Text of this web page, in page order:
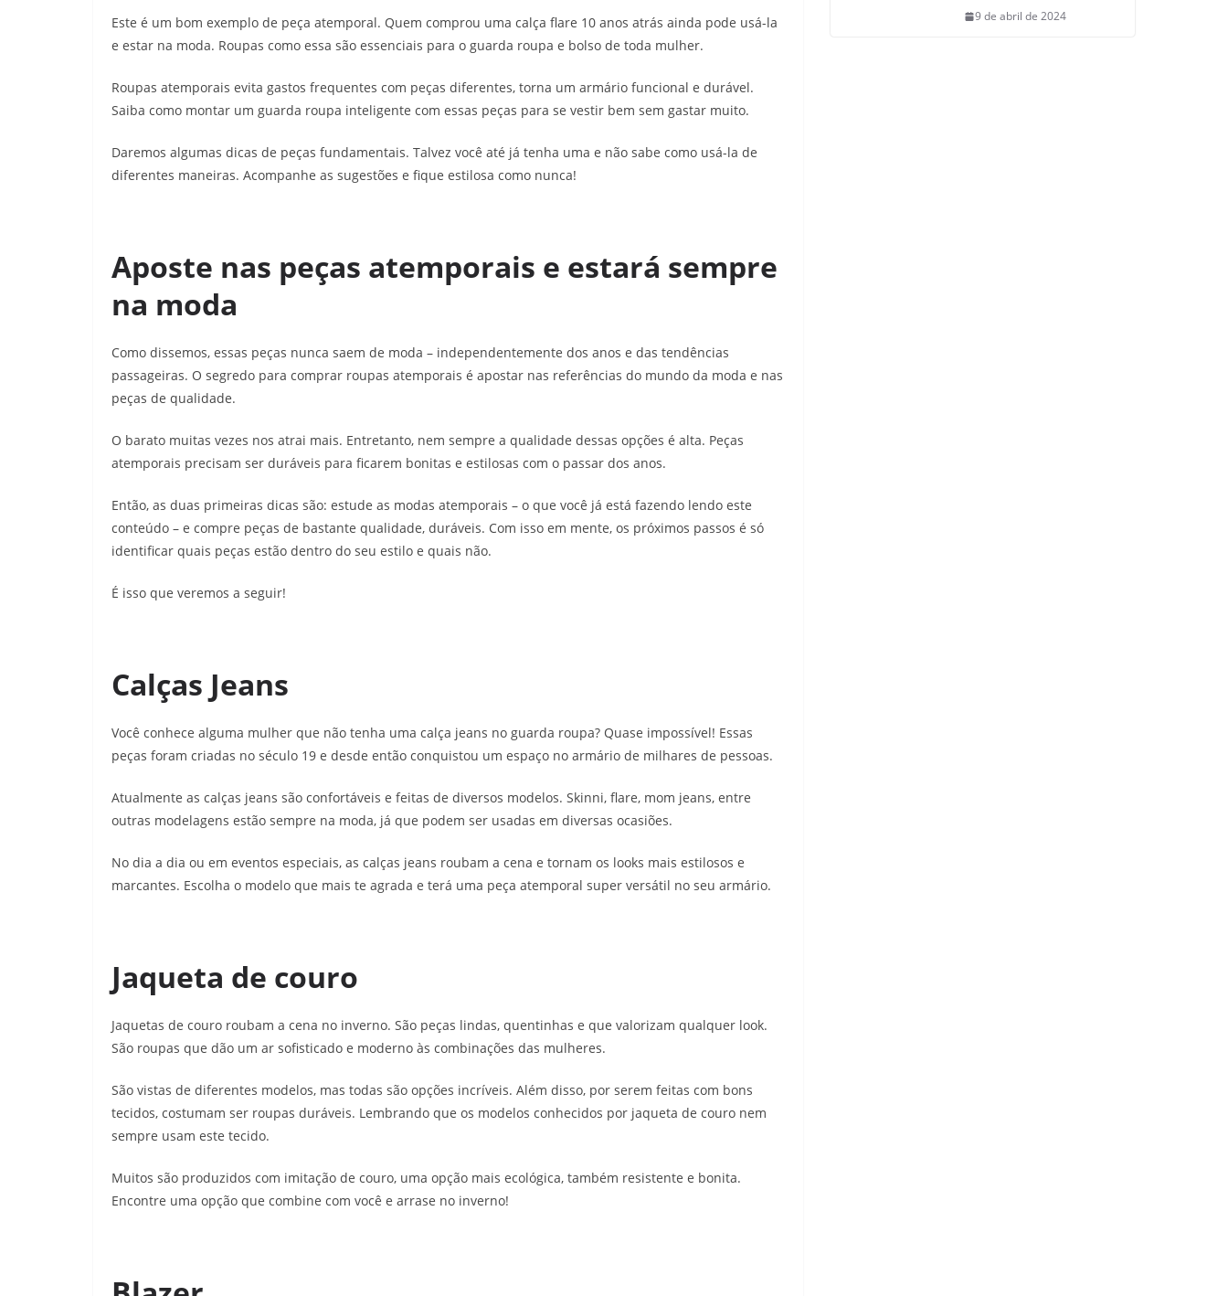
Este é um bom exemplo de peça atemporal. Quem comprou uma calça flare 10 anos atrás ainda pode usá-la
e estar na moda. Roupas como essa são essenciais para o guarda roupa e bolso de toda mulher.
Roupas atemporais evita gastos frequentes com peças diferentes, torna um armário funcional e durável.
Saiba como montar um guarda roupa inteligente com essas peças para se vestir bem sem gastar muito.
Daremos algumas dicas de peças fundamentais. Talvez você até já tenha uma e não sabe como usá-la de
diferentes maneiras. Acompanhe as sugestões e fique estilosa como nunca!
Aposte nas peças atemporais e estará sempre
na moda
Como dissemos, essas peças nunca saem de moda – independentemente dos anos e das tendências
passageiras. O segredo para comprar roupas atemporais é apostar nas referências do mundo da moda e nas
peças de qualidade.
O barato muitas vezes nos atrai mais. Entretanto, nem sempre a qualidade dessas opções é alta. Peças
atemporais precisam ser duráveis para ficarem bonitas e estilosas com o passar dos anos.
Então, as duas primeiras dicas são: estude as modas atemporais – o que você já está fazendo lendo este
conteúdo – e compre peças de bastante qualidade, duráveis. Com isso em mente, os próximos passos é só
identificar quais peças estão dentro do seu estilo e quais não.
É isso que veremos a seguir!
Calças Jeans
Você conhece alguma mulher que não tenha uma calça jeans no guarda roupa? Quase impossível! Essas
peças foram criadas no século 19 e desde então conquistou um espaço no armário de milhares de pessoas.
Atualmente as calças jeans são confortáveis e feitas de diversos modelos. Skinni, flare, mom jeans, entre
outras modelagens estão sempre na moda, já que podem ser usadas em diversas ocasiões.
No dia a dia ou em eventos especiais, as calças jeans roubam a cena e tornam os looks mais estilosos e
marcantes. Escolha o modelo que mais te agrada e terá uma peça atemporal super versátil no seu armário.
Jaqueta de couro
Jaquetas de couro roubam a cena no inverno. São peças lindas, quentinhas e que valorizam qualquer look.
São roupas que dão um ar sofisticado e moderno às combinações das mulheres.
São vistas de diferentes modelos, mas todas são opções incríveis. Além disso, por serem feitas com bons
tecidos, costumam ser roupas duráveis. Lembrando que os modelos conhecidos por jaqueta de couro nem
sempre usam este tecido.
Muitos são produzidos com imitação de couro, uma opção mais ecológica, também resistente e bonita.
Encontre uma opção que combine com você e arrase no inverno!
9 de abril de 2024